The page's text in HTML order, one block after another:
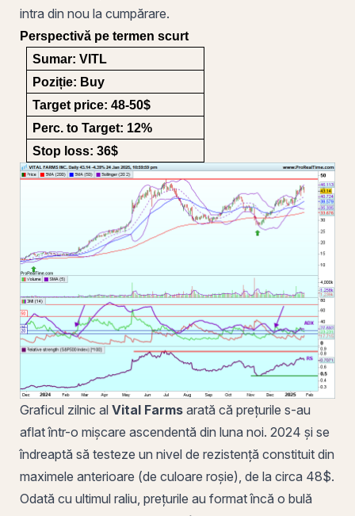
intra din nou la cumpărare.
Perspectivă pe termen scurt
Sumar: VITL
Poziție: Buy
Target price: 48-50$
Perc. to Target: 12%
Stop loss: 36$
Graficul zilnic al Vital Farms arată că prețurile s-au
aflat într-o mișcare ascendentă din luna noi. 2024 și se
îndreaptă să testeze un nivel de rezistență constituit din
maximele anterioare (de culoare roşie), de la circa 48$.
Odată cu ultimul raliu, prețurile au format încă o bulă